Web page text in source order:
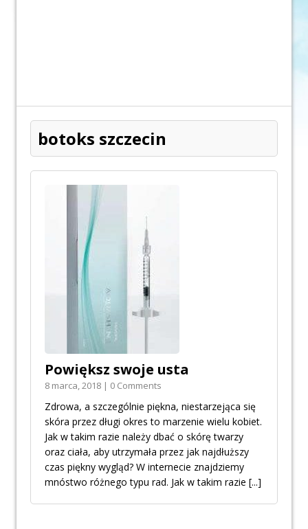
botoks szczecin
Powiększ swoje usta
8 marca, 2018 | 0 Comments
Zdrowa, a szczególnie piękna, niestarzejąca się
skóra przez długi okres to marzenie wielu kobiet.
Jak w takim razie należy dbać o skórę twarzy
oraz ciała, aby utrzymała przez jak najdłuższy
czas piękny wygląd? W internecie znajdziemy
mnóstwo różnego typu rad. Jak w takim razie [...]